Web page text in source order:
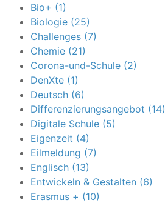
Bio+ (1)
Biologie (25)
Challenges (7)
Chemie (21)
Corona-und-Schule (2)
DenXte (1)
Deutsch (6)
Differenzierungsangebot (14)
Digitale Schule (5)
Eigenzeit (4)
Eilmeldung (7)
Englisch (13)
Entwickeln & Gestalten (6)
Erasmus + (10)